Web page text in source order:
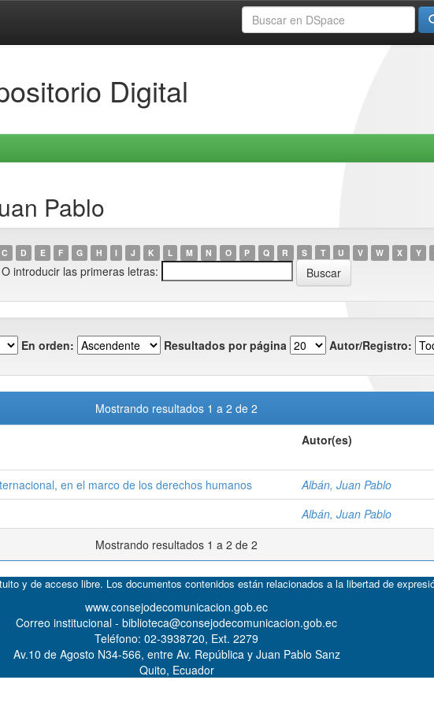
Digital
Pablo
C D E F G H I J K L M N O P Q R S T U V W X Y
O introducir las primeras letras:
En orden: Resultados por página Autor/Registro:
Mostrando resultados 1 a 2 de 2
Autor(es)
en el marco de los derechos humanos
Albán, Juan Pablo
Albán, Juan Pablo
Mostrando resultados 1 a 2 de 2
y de acceso libre. Los documentos contenidos están relacionados a la libertad de
www.consejodecomunicacion.gob.ec
Correo institucional - biblioteca@consejodecomunicacion.gob.ec
Teléfono: 02-3938720, Ext. 2279
Av.10 de Agosto N34-566, entre Av. República y Juan Pablo Sanz
Quito, Ecuador